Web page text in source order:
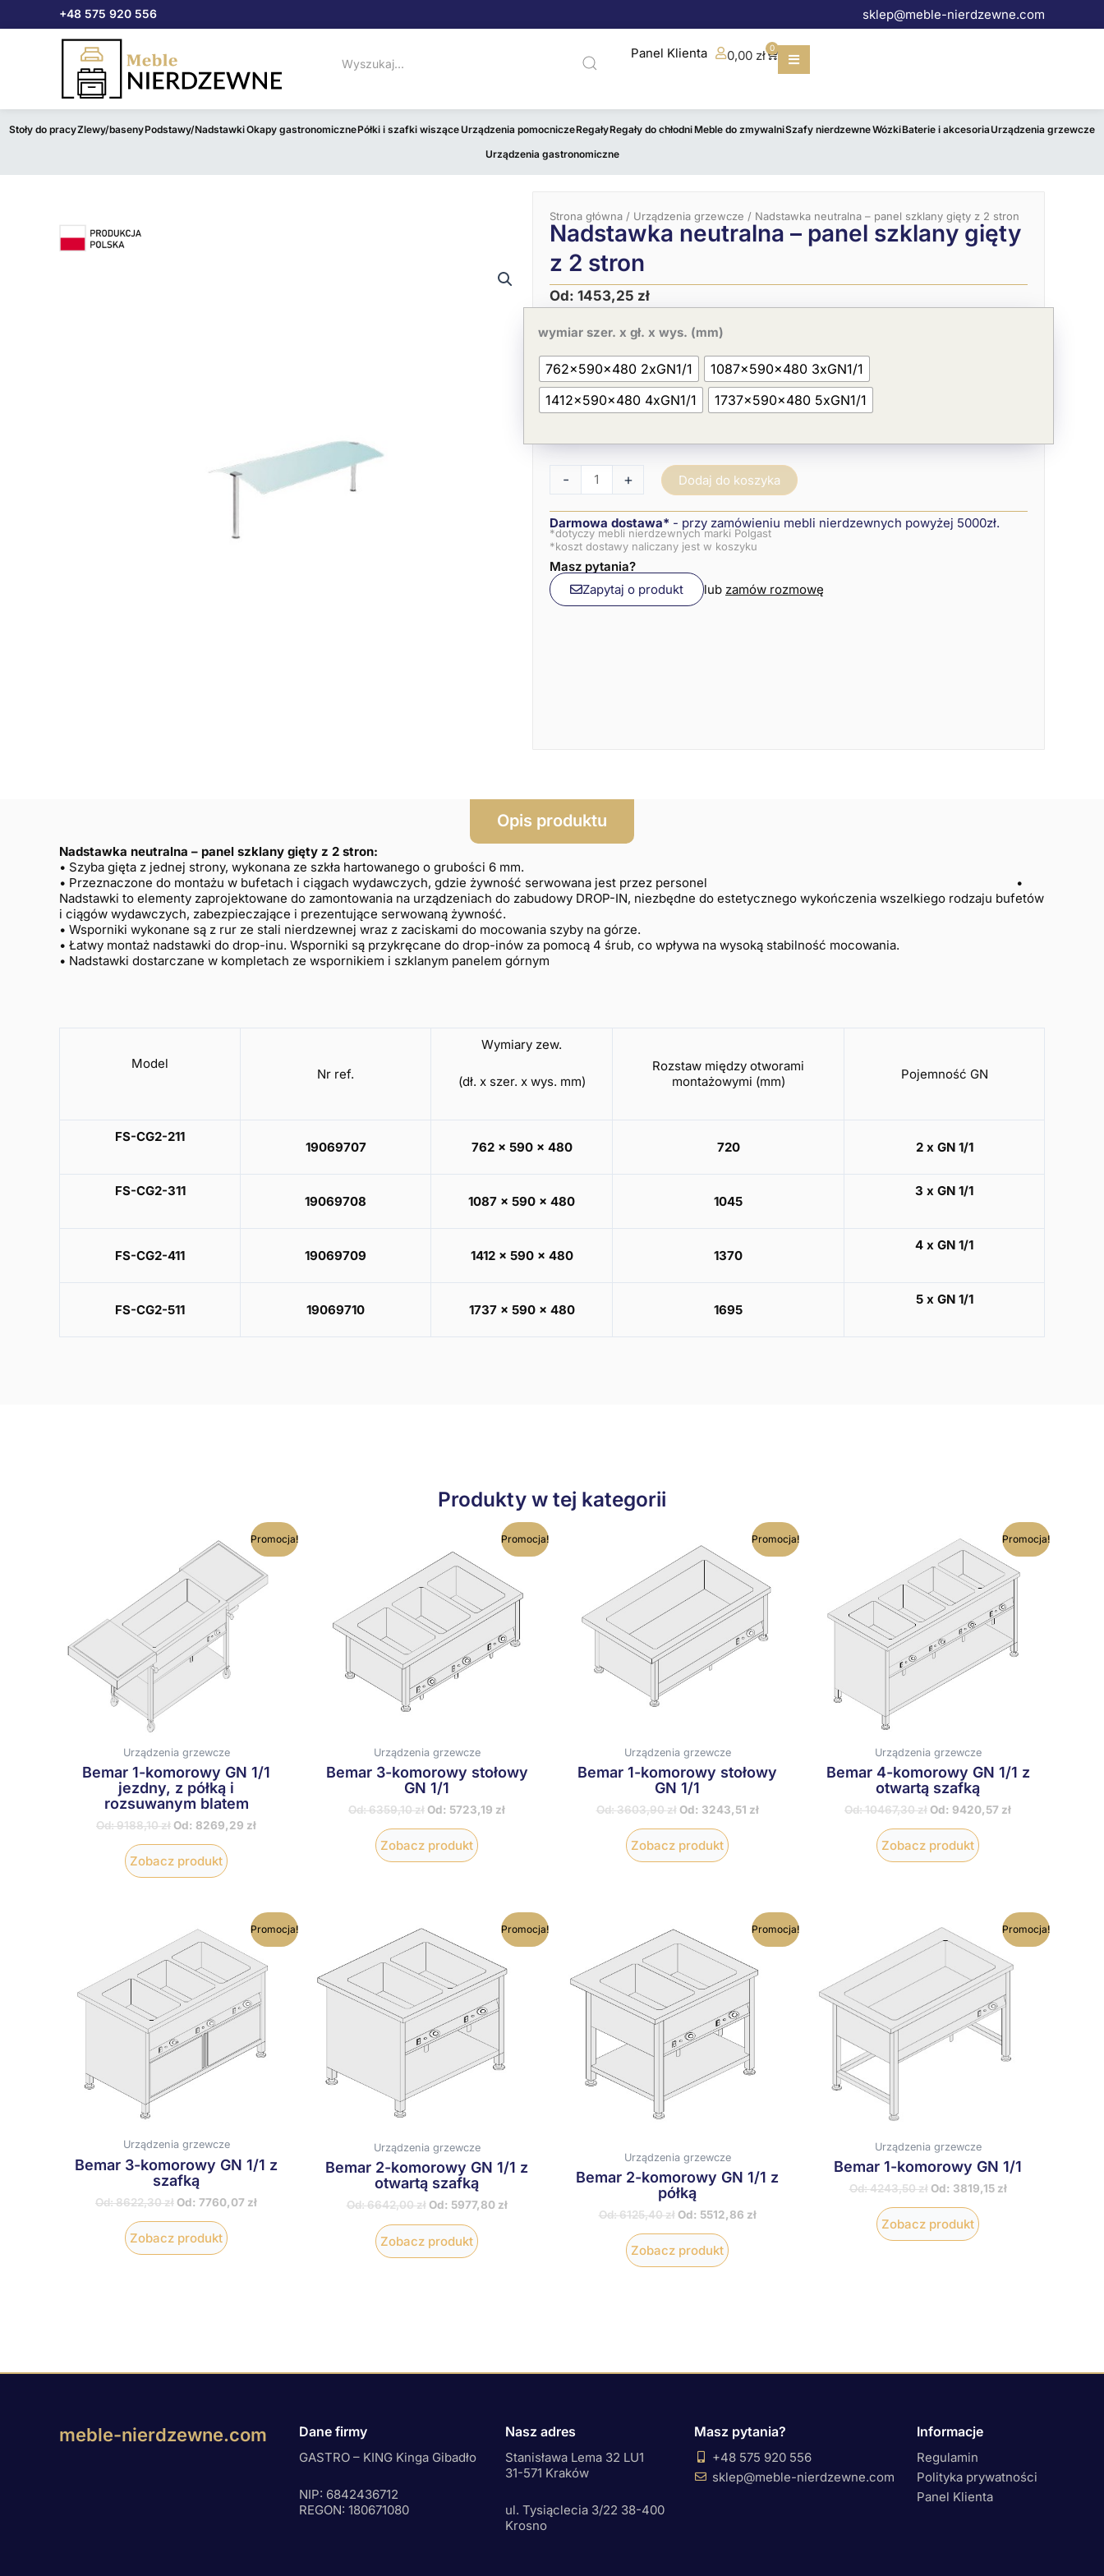
+48 575 920 556 sklep@meble-nierdzewne.com
Panel Klienta 0,00 zł
0
Wózek
Stoły do pracyZlewy/basenyPodstawy/NadstawkiOkapy gastronomicznePółki i szafki wisząceUrządzenia pomocniczeRegałyRegały do chłodniMeble do zmywalniSzafy nierdzewneWózkiBaterie i akcesoriaUrządzenia grzewcze
Urządzenia gastronomiczne
Strona główna / Urządzenia grzewcze / Nadstawka neutralna – panel szklany gięty z 2 stron
Nadstawka neutralna – panel szklany gięty
z 2 stron
Od: 1453,25 zł
wymiar szer. x gł. x wys. (mm)
762x590x480 2xGN1/1
1087x590x480 3xGN1/1
1412x590x480 4xGN1/1
1737x590x480 5xGN1/1
-
Nadstawka
-
panel
szklany
gięty
+ Dodaj do koszyka
Darmowa dostawa* - przy zamówieniu mebli nierdzewnych powyżej 5000zł.
*dotyczy mebli nierdzewnych marki Polgast
*koszt dostawy naliczany jest w koszyku
Masz pytania?
Zapytaj o produkt
lub zamów rozmowę
Opis produktu
Nadstawka neutralna – panel szklany gięty z 2 stron:
• Szyba gięta z jednej strony, wykonana ze szkła hartowanego o grubości 6 mm.
• Przeznaczone do montażu w bufetach i ciągach wydawczych, gdzie żywność serwowana jest przez personel •
Nadstawki to elementy zaprojektowane do zamontowania na urządzeniach do zabudowy DROP-IN, niezbędne do estetycznego wykończenia wszelkiego rodzaju bufetów
i ciągów wydawczych, zabezpieczające i prezentujące serwowaną żywność.
• Wsporniki wykonane są z rur ze stali nierdzewnej wraz z zaciskami do mocowania szyby na górze.
• Łatwy montaż nadstawki do drop-inu. Wsporniki są przykręcane do drop-inów za pomocą 4 śrub, co wpływa na wysoką stabilność mocowania.
• Nadstawki dostarczane w kompletach ze wspornikiem i szklanym panelem górnym
Model
Nr ref.
Wymiary zew.
(dł. x szer. x wys. mm)
Rozstaw między otworami
montażowymi (mm)
Pojemność GN
FS-CG2-211
19069707 762 x 590 x 480 720 2 x GN 1/1
FS-CG2-311
19069708 1087 x 590 x 480 1045
3 x GN 1/1
FS-CG2-411 19069709 1412 x 590 x 480 1370
4 x GN 1/1
FS-CG2-511 19069710 1737 x 590 x 480 1695
5 x GN 1/1
Produkty w tej kategorii
Promocja!
Urządzenia grzewcze
Bemar 1-komorowy GN 1/1
jezdny, z półką i
rozsuwanym blatem
Od:9188,10zł Od: 8269,29 zł
Zobacz produkt
produkt
ma
wiele
wariantów.
Opcje
stronie
Promocja!
Urządzenia grzewcze
Bemar 3-komorowy stołowy
GN 1/1
Od:6359,10zł Od: 5723,19 zł
Zobacz produkt
produkt
ma
wiele
wariantów.
Opcje
można
wybrać
na
Promocja!
Urządzenia grzewcze
Bemar 1-komorowy stołowy
GN 1/1
Od:3603,90zł Od: 3243,51 zł
Zobacz produkt
produkt
ma
wiele
wariantów.
Opcje
można
wybrać
na
Promocja!
Urządzenia grzewcze
Bemar 4-komorowy GN 1/1 z
otwartą szafką
Od:10467,30zł Od: 9420,57 zł
Zobacz produkt
produkt
ma
wiele
wariantów.
Opcje
można
wybrać
na
Promocja!
Urządzenia grzewcze
Bemar 3-komorowy GN 1/1 z
szafką
Od:8622,30zł Od: 7760,07 zł
Zobacz produkt
produkt
ma
wiele
wariantów.
Opcje
można
na
stronie
Promocja!
Urządzenia grzewcze
Bemar 2-komorowy GN 1/1 z
otwartą szafką
Od:6642,00zł Od: 5977,80 zł
Zobacz produkt
produkt
ma
wiele
wariantów.
Opcje
można
na
stronie
Promocja!
Urządzenia grzewcze
Bemar 2-komorowy GN 1/1 z
półką
Od:6125,40zł Od: 5512,86 zł
Zobacz produkt
produkt
ma
wiele
wariantów.
Opcje
można
na
stronie
produktu
Promocja!
Urządzenia grzewcze
Bemar 1-komorowy GN 1/1
Od:4243,50zł Od: 3819,15 zł
Zobacz produkt
produkt
ma
wiele
wariantów.
Opcje
można
wybrać
stronie
meble-nierdzewne.com Dane firmy
GASTRO – KING Kinga Gibadło
NIP: 6842436712
REGON: 180671080
Nasz adres
Stanisława Lema 32 LU1
31-571 Kraków
ul. Tysiąclecia 3/22 38-400
Krosno
Masz pytania?
+48 575 920 556
sklep@meble-nierdzewne.com
Informacje
Regulamin
Polityka prywatności
Panel Klienta